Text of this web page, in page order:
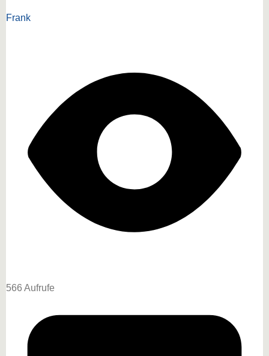
Frank
566 Aufrufe